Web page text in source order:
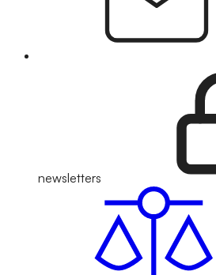
newsletters